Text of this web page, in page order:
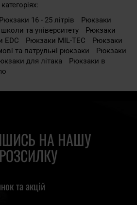
Рюкзаки 16 - 25 літрів
Рюкзаки
та університету
Рюкзаки
EDC Рюкзаки MIL-TEC
Рюкзаки
та патрульні рюкзаки
Рюкзаки
для літака
Рюкзаки в
НА НАШУ
РОЗСИЛКУ
та акцій